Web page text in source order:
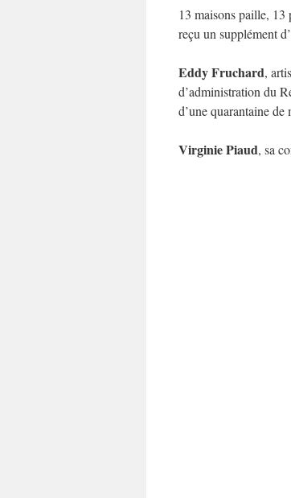
13 maisons paille, 13
reçu un supplément
Eddy Fruchard,
d’administration du
d’une quarantaine
Virginie Piaud, sa